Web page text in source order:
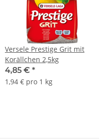
Versele Prestige Grit mit
Korällchen 2,5kg
4,85 € *
1,94 € pro 1 kg